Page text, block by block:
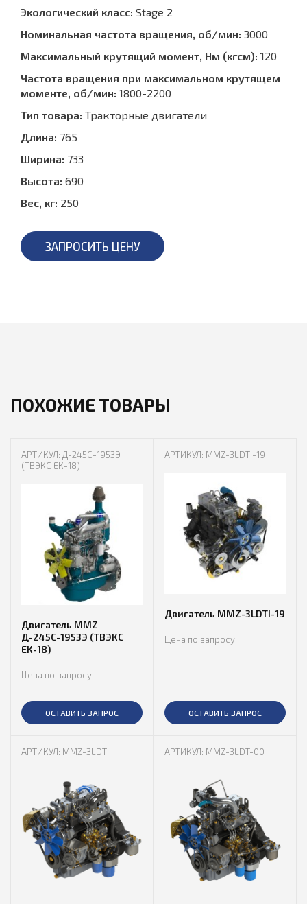
Экологический класс: Stage 2
Номинальная частота вращения, об/мин: 3000
Максимальный крутящий момент, Нм (кгсм): 120
Частота вращения при максимальном крутящем
моменте, об/мин: 1800-2200
Тип товара: Тракторные двигатели
Длина: 765
Ширина: 733
Высота: 690
Вес, кг: 250
ЗАПРОСИТЬ ЦЕНУ
ПОХОЖИЕ ТОВАРЫ
АРТИКУЛ: Д-245С-1953Э
(ТВЭКС ЕК-18)
Двигатель MMZ
Д-245С-1953Э (ТВЭКС
ЕК-18)
Цена по запросу
ОСТАВИТЬ ЗАПРОС
АРТИКУЛ: MMZ-3LDTI-19
Двигатель MMZ-3LDTI-19
Цена по запросу
ОСТАВИТЬ ЗАПРОС
АРТИКУЛ: MMZ-3LDT АРТИКУЛ: MMZ-3LDT-00